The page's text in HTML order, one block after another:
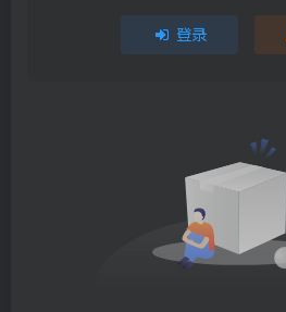
登录